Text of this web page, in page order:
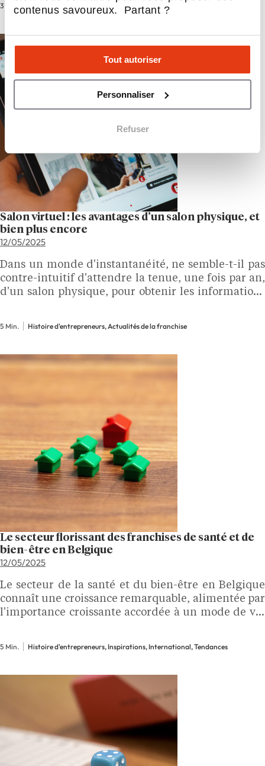
contenus savoureux. Partant ?
Tout autoriser
Personnaliser
Refuser
3 Min. International
Salon virtuel : les avantages d’un salon physique, et
bien plus encore
12/05/2025
Dans un monde d'instantanéité, ne semble-t-il pas
contre-intuitif d'attendre la tenue, une fois par an,
d'un salon physique, pour obtenir les informations
5 Min. Histoire d'entrepreneurs, Actualités de la franchise
Le secteur florissant des franchises de santé et de
bien-être en Belgique
12/05/2025
Le secteur de la santé et du bien-être en Belgique
connaît une croissance remarquable, alimentée par
l'importance croissante accordée à un mode de vie
5 Min. Histoire d'entrepreneurs, Inspirations, International, Tendances